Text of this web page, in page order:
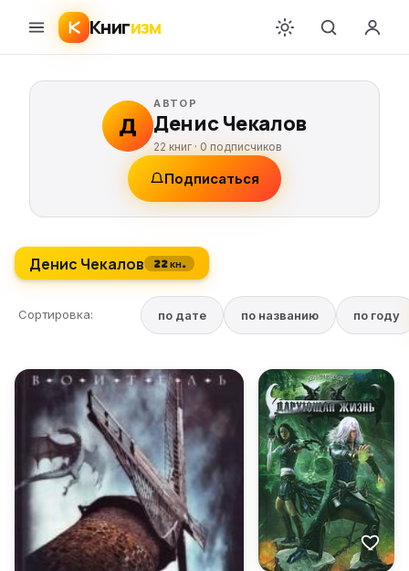
Книгизм
Д
АВТОР
Денис Чекалов
22 книг ·0 подписчиков
Подписаться
Денис Чекалов 22 кн.
Сортировка: по дате по названию по году